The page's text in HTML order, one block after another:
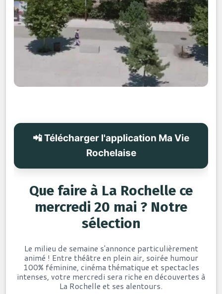
📲 Télécharger l'application Ma Vie
Rochelaise
Que faire à La Rochelle ce
mercredi 20 mai ? Notre
sélection
Le milieu de semaine s'annonce particulièrement
animé ! Entre théâtre en plein air, soirée humour
100% féminine, cinéma thématique et spectacles
intenses, votre mercredi sera riche en découvertes à
La Rochelle et ses alentours.